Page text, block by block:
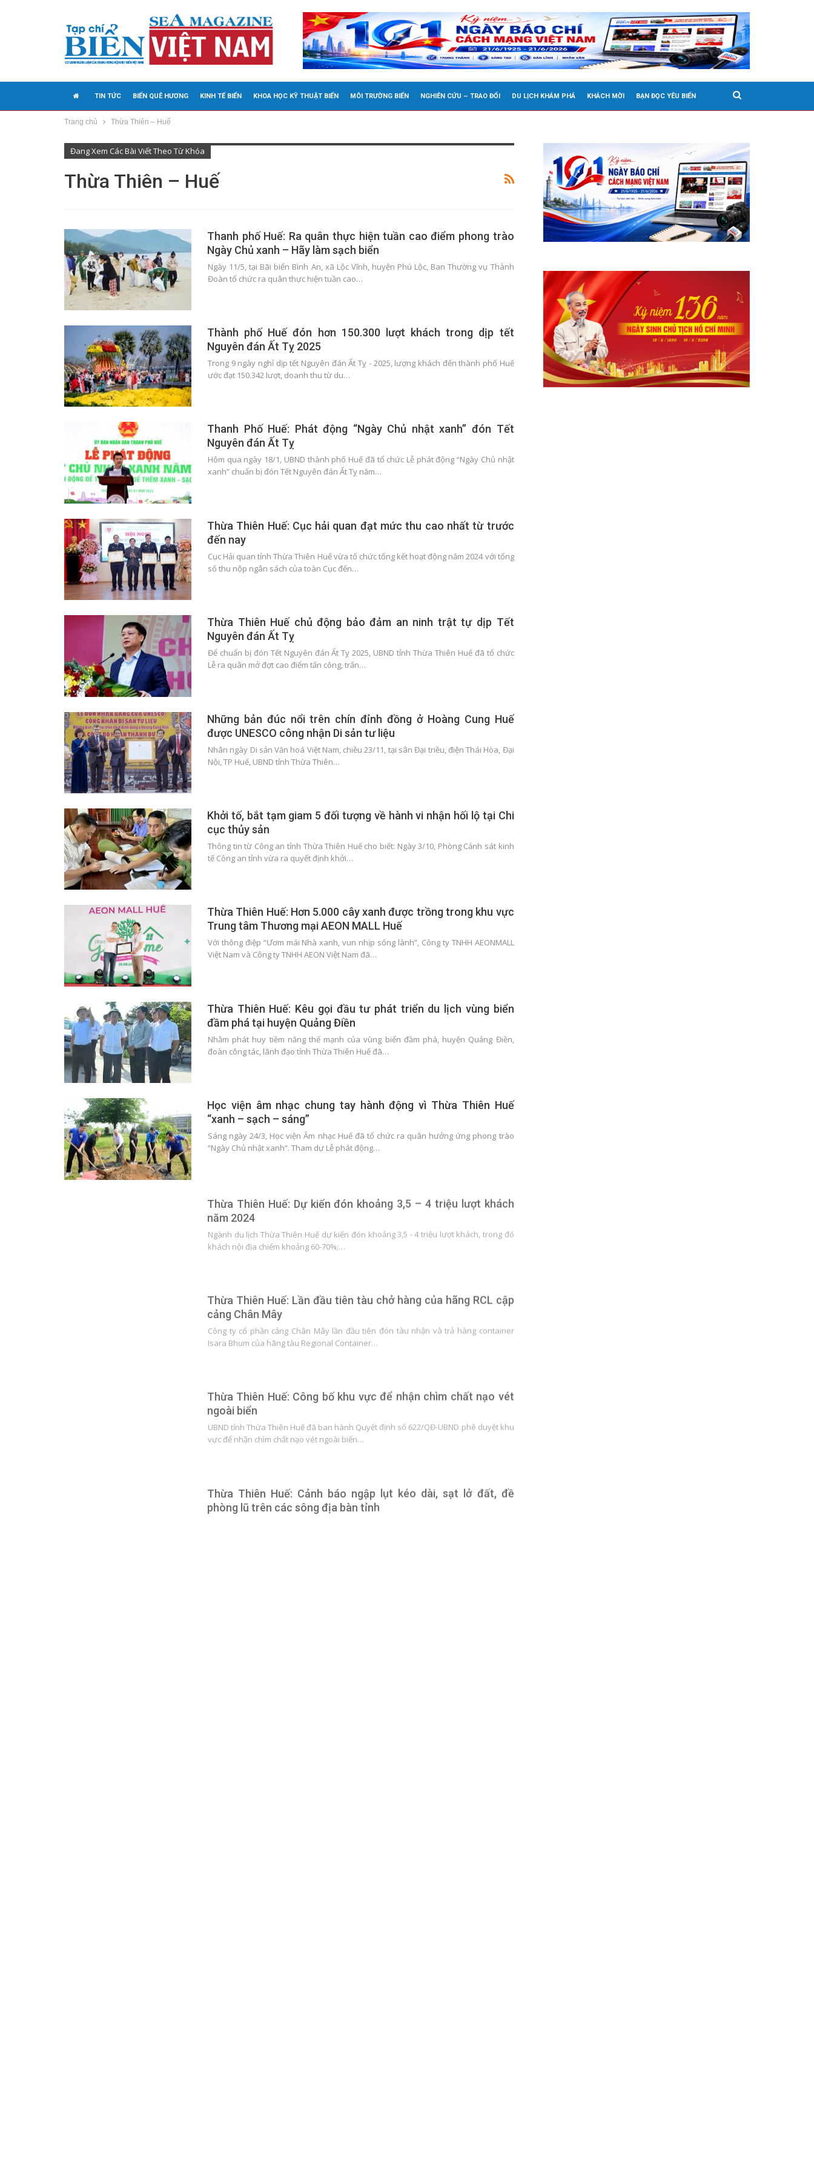
TIN TỨC BIỂN QUÊ HƯƠNG KINH TẾ BIỂN KHOA HỌC KỸ THUẬT BIỂN MÔI TRƯỜNG BIỂN NGHIÊN CỨU – TRAO ĐỔI DU LỊCH KHÁM PHÁ KHÁCH MỜI BẠN ĐỌC YÊU BIỂN
MEDIA
Trang chủ Thừa Thiên – Huế
Đang Xem Các Bài Viết Theo Từ Khóa
Thừa Thiên – Huế
Thanh phố Huế: Ra quân thực hiện tuần cao điểm phong trào
Ngày Chủ xanh – Hãy làm sạch biển
Ngày 11/5, tại Bãi biển Bình An, xã Lộc Vĩnh, huyện Phú Lộc, Ban Thường vụ Thành
Đoàn tổ chức ra quân thực hiện tuần cao…
Thành phố Huế đón hơn 150.300 lượt khách trong dịp tết
Nguyên đán Ất Tỵ 2025
Trong 9 ngày nghỉ dịp tết Nguyên đán Ất Tỵ - 2025, lượng khách đến thành phố Huế
ước đạt 150.342 lượt, doanh thu từ du…
Thanh Phố Huế: Phát động “Ngày Chủ nhật xanh” đón Tết
Nguyên đán Ất Tỵ
Hôm qua ngày 18/1, UBND thành phố Huế đã tổ chức Lễ phát động “Ngày Chủ nhật
xanh” chuẩn bị đón Tết Nguyên đán Ất Tỵ năm…
Thừa Thiên Huế: Cục hải quan đạt mức thu cao nhất từ trước
đến nay
Cục Hải quan tỉnh Thừa Thiên Huế vừa tổ chức tổng kết hoạt động năm 2024 với tổng
số thu nộp ngân sách của toàn Cục đến…
Thừa Thiên Huế chủ động bảo đảm an ninh trật tự dịp Tết
Nguyên đán Ất Tỵ
Để chuẩn bị đón Tết Nguyên đán Ất Tỵ 2025, UBND tỉnh Thừa Thiên Huế đã tổ chức
Lễ ra quân mở đợt cao điểm tấn công, trấn…
Những bản đúc nổi trên chín đỉnh đồng ở Hoàng Cung Huế
được UNESCO công nhận Di sản tư liệu
Nhân ngày Di sản Văn hoá Việt Nam, chiều 23/11, tại sân Đại triều, điện Thái Hòa, Đại
Nội, TP Huế, UBND tỉnh Thừa Thiên…
Khởi tố, bắt tạm giam 5 đối tượng về hành vi nhận hối lộ tại Chi
cục thủy sản
Thông tin từ Công an tỉnh Thừa Thiên Huế cho biết: Ngày 3/10, Phòng Cảnh sát kinh
tế Công an tỉnh vừa ra quyết định khởi…
Thừa Thiên Huế: Hơn 5.000 cây xanh được trồng trong khu vực
Trung tâm Thương mại AEON MALL Huế
Với thông điệp “Ươm mái Nhà xanh, vun nhịp sống lành”, Công ty TNHH AEONMALL
Việt Nam và Công ty TNHH AEON Việt Nam đã…
Thừa Thiên Huế: Kêu gọi đầu tư phát triển du lịch vùng biển
đầm phá tại huyện Quảng Điền
Nhằm phát huy tiềm năng thế mạnh của vùng biển đầm phá, huyện Quảng Điền,
đoàn công tác, lãnh đạo tỉnh Thừa Thiên Huế đã…
Học viện âm nhạc chung tay hành động vì Thừa Thiên Huế
“xanh – sạch – sáng”
Sáng ngày 24/3, Học viện Âm nhạc Huế đã tổ chức ra quân hưởng ứng phong trào
“Ngày Chủ nhật xanh”. Tham dự Lễ phát động…
Thừa Thiên Huế: Dự kiến đón khoảng 3,5 – 4 triệu lượt khách
năm 2024
Ngành du lịch Thừa Thiên Huế dự kiến đón khoảng 3,5 - 4 triệu lượt khách, trong đó
khách nội địa chiếm khoảng 60-70%;…
Thừa Thiên Huế: Lần đầu tiên tàu chở hàng của hãng RCL cập
cảng Chân Mây
Công ty cổ phần cảng Chân Mây lần đầu tiên đón tàu nhận và trả hàng container
Isara Bhum của hãng tàu Regional Container…
Thừa Thiên Huế: Công bố khu vực để nhận chìm chất nạo vét
ngoài biển
UBND tỉnh Thừa Thiên Huế đã ban hành Quyết định số 622/QĐ-UBND phê duyệt khu
vực để nhận chìm chất nạo vét ngoài biển…
Thừa Thiên Huế: Cảnh báo ngập lụt kéo dài, sạt lở đất, đề
phòng lũ trên các sông địa bàn tỉnh